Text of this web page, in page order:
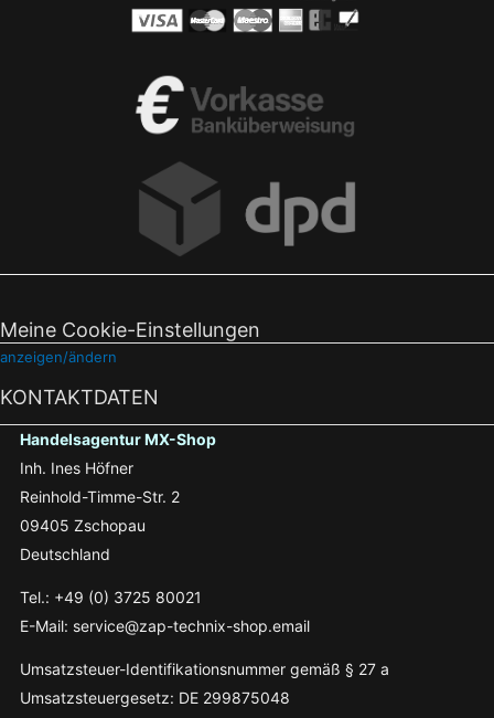
Meine Cookie-Einstellungen
anzeigen/ändern
KONTAKTDATEN
Handelsagentur MX-Shop
Inh. Ines Höfner
Reinhold-Timme-Str. 2
09405 Zschopau
Deutschland
Tel.: +49 (0) 3725 80021
E-Mail: service@zap-technix-shop.email
Umsatzsteuer-Identifikationsnummer gemäß § 27 a
Umsatzsteuergesetz: DE 299875048